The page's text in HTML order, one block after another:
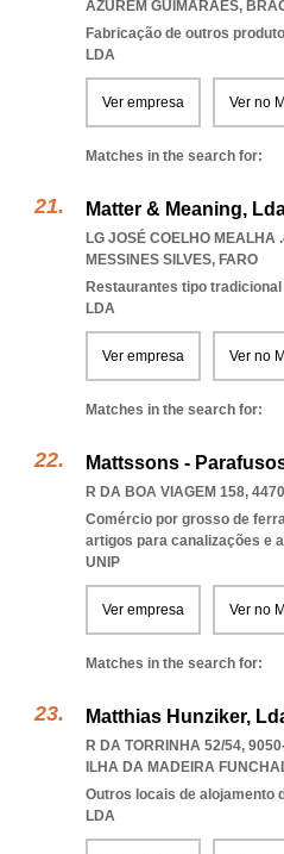
AZUREM GUIMARAES,
Fabricação de outros
LDA
Ver empresa Ver no
Matches in the search for:
Matter & Meaning,
LG JOSÉ COELHO MEALHA
MESSINES SILVES, FARO
Restaurantes tipo tradicional
LDA
Ver empresa Ver no
Matches in the search for:
Mattssons -
R DA BOA VIAGEM 158,
Comércio por grosso de
artigos para canalizações e
UNIP
Ver empresa Ver no
Matches in the search for:
Matthias Hunziker,
R DA TORRINHA 52/54,
ILHA DA MADEIRA
Outros locais de alojamento
LDA